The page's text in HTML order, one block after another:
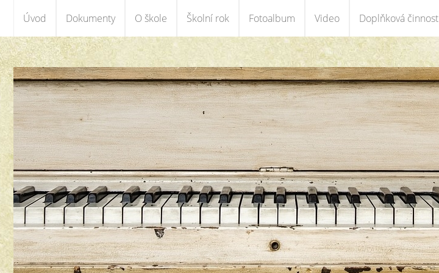
Úvod Dokumenty O škole Školní rok Fotoalbum Video Doplňková činnost